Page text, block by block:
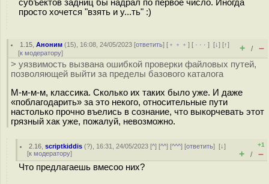
субъектов задниц бы надрал по первое число. Иногда
просто хочется "взять и у...ть" :)
1.15 ,Аноним (15), 16:08, 24/05/2023 [ответить] [ ﹢﹢﹢] [ · · ·][↓] [↑]
[к модератору] + / –
> уязвимость вызвана ошибкой проверки файловых путей,
позволяющей выйти за пределы базового каталога
М-м-м-м, классика. Сколько их таких было уже. И даже
«поблагодарить» за это некого, относительные пути
настолько прочно въелись в сознание, что выкорчевать этот
грязный хак уже, пожалуй, невозможно.
2.16 ,scriptkiddis (?), 16:31, 24/05/2023 [^] [^^] [^^^] [ответить][↓]
[к модератору]
+1
+ / –
Что предлагаешь вмесоо них?